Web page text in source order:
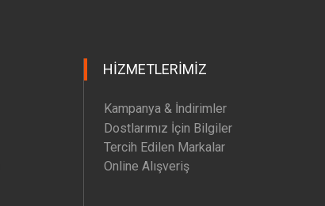
HIZMETLERIMIZ
Kampanya & İndirimler
Dostlarımız İçin Bilgiler
Tercih Edilen Markalar
Online Alışveriş